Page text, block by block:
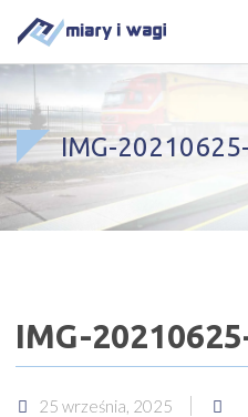
IMG-
IMG-
25 września, 2025